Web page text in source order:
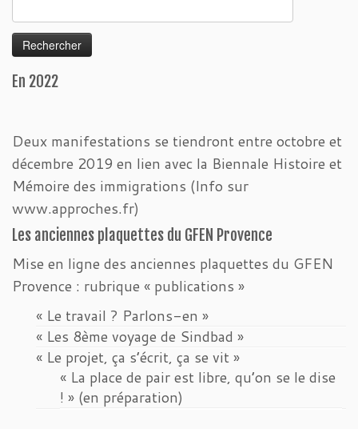
En 2022
Deux manifestations se tiendront entre octobre et
décembre 2019 en lien avec la Biennale Histoire et
Mémoire des immigrations (Info sur
www.approches.fr)
Les anciennes plaquettes du GFEN Provence
Mise en ligne des anciennes plaquettes du GFEN
Provence : rubrique « publications »
« Le travail ? Parlons-en »
« Les 8ème voyage de Sindbad »
« Le projet, ça s’écrit, ça se vit »
« La place de pair est libre, qu’on se le dise
! » (en préparation)